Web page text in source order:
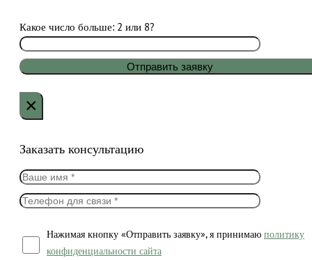
Какое число больше: 2 или 8?
×
Заказать консультацию
Нажимая кнопку «Отправить заявку», я принимаю политику
конфиденциальности сайта